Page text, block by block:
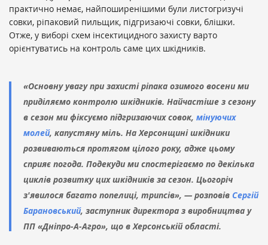
практично немає, найпоширенішими були листогризучі
совки, ріпаковий пильщик, підгризаючі совки, блішки.
Отже, у виборі схем інсектицидного захисту варто
орієнтуватись на контроль саме цих шкідників.
«Основну увагу при захисті ріпака озимого восени ми
приділяємо контролю шкідників. Найчастіше з сезону
в сезон ми фіксуємо підгризаючих совок, мінуючих
молей, капустяну міль. На Херсонщині шкідники
розвиваються протягом цілого року, адже цьому
сприяє погода. Подекуди ми спостерігаємо по декілька
циклів розвитку цих шкідників за сезон. Цьогоріч
з'явилося багато попелиці, трипсів», — розповів Сергій
Барановський, заступник директора з виробництва у
ПП «Дніпро-А-Агро», що в Херсонській області.